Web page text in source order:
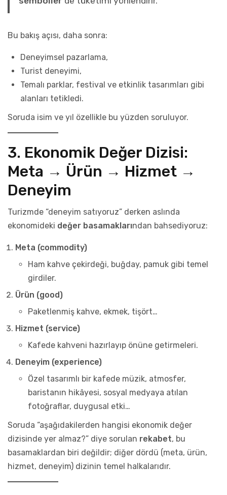
Bu bakış açısı, daha sonra:
Deneyimsel pazarlama,
Turist deneyimi,
Temalı parklar, festival ve etkinlik tasarımları gibi
alanları tetikledi.
Soruda isim ve yıl özellikle bu yüzden soruluyor.
3. Ekonomik Değer Dizisi:
Meta → Ürün → Hizmet →
Deneyim
Turizmde “deneyim satıyoruz” derken aslında
ekonomideki değer basamaklarından bahsediyoruz:
Meta (commodity)
Ham kahve çekirdeği, buğday, pamuk gibi temel
girdiler.
Ürün (good)
Paketlenmiş kahve, ekmek, tişört…
Hizmet (service)
Kafede kahveni hazırlayıp önüne getirmeleri.
Deneyim (experience)
Özel tasarımlı bir kafede müzik, atmosfer,
baristanın hikâyesi, sosyal medyaya atılan
fotoğraflar, duygusal etki…
Soruda “aşağıdakilerden hangisi ekonomik değer
dizisinde yer almaz?” diye sorulan rekabet, bu
basamaklardan biri değildir; diğer dördü (meta, ürün,
hizmet, deneyim) dizinin temel halkalarıdır.